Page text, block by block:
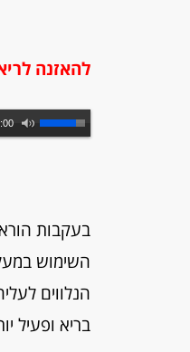
להאזנה
השימוש
הנלווים
בריא ופעיל